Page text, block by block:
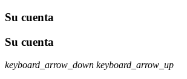
Su cuenta
Su cuenta
keyboard_arrow_down keyboard_arrow_up